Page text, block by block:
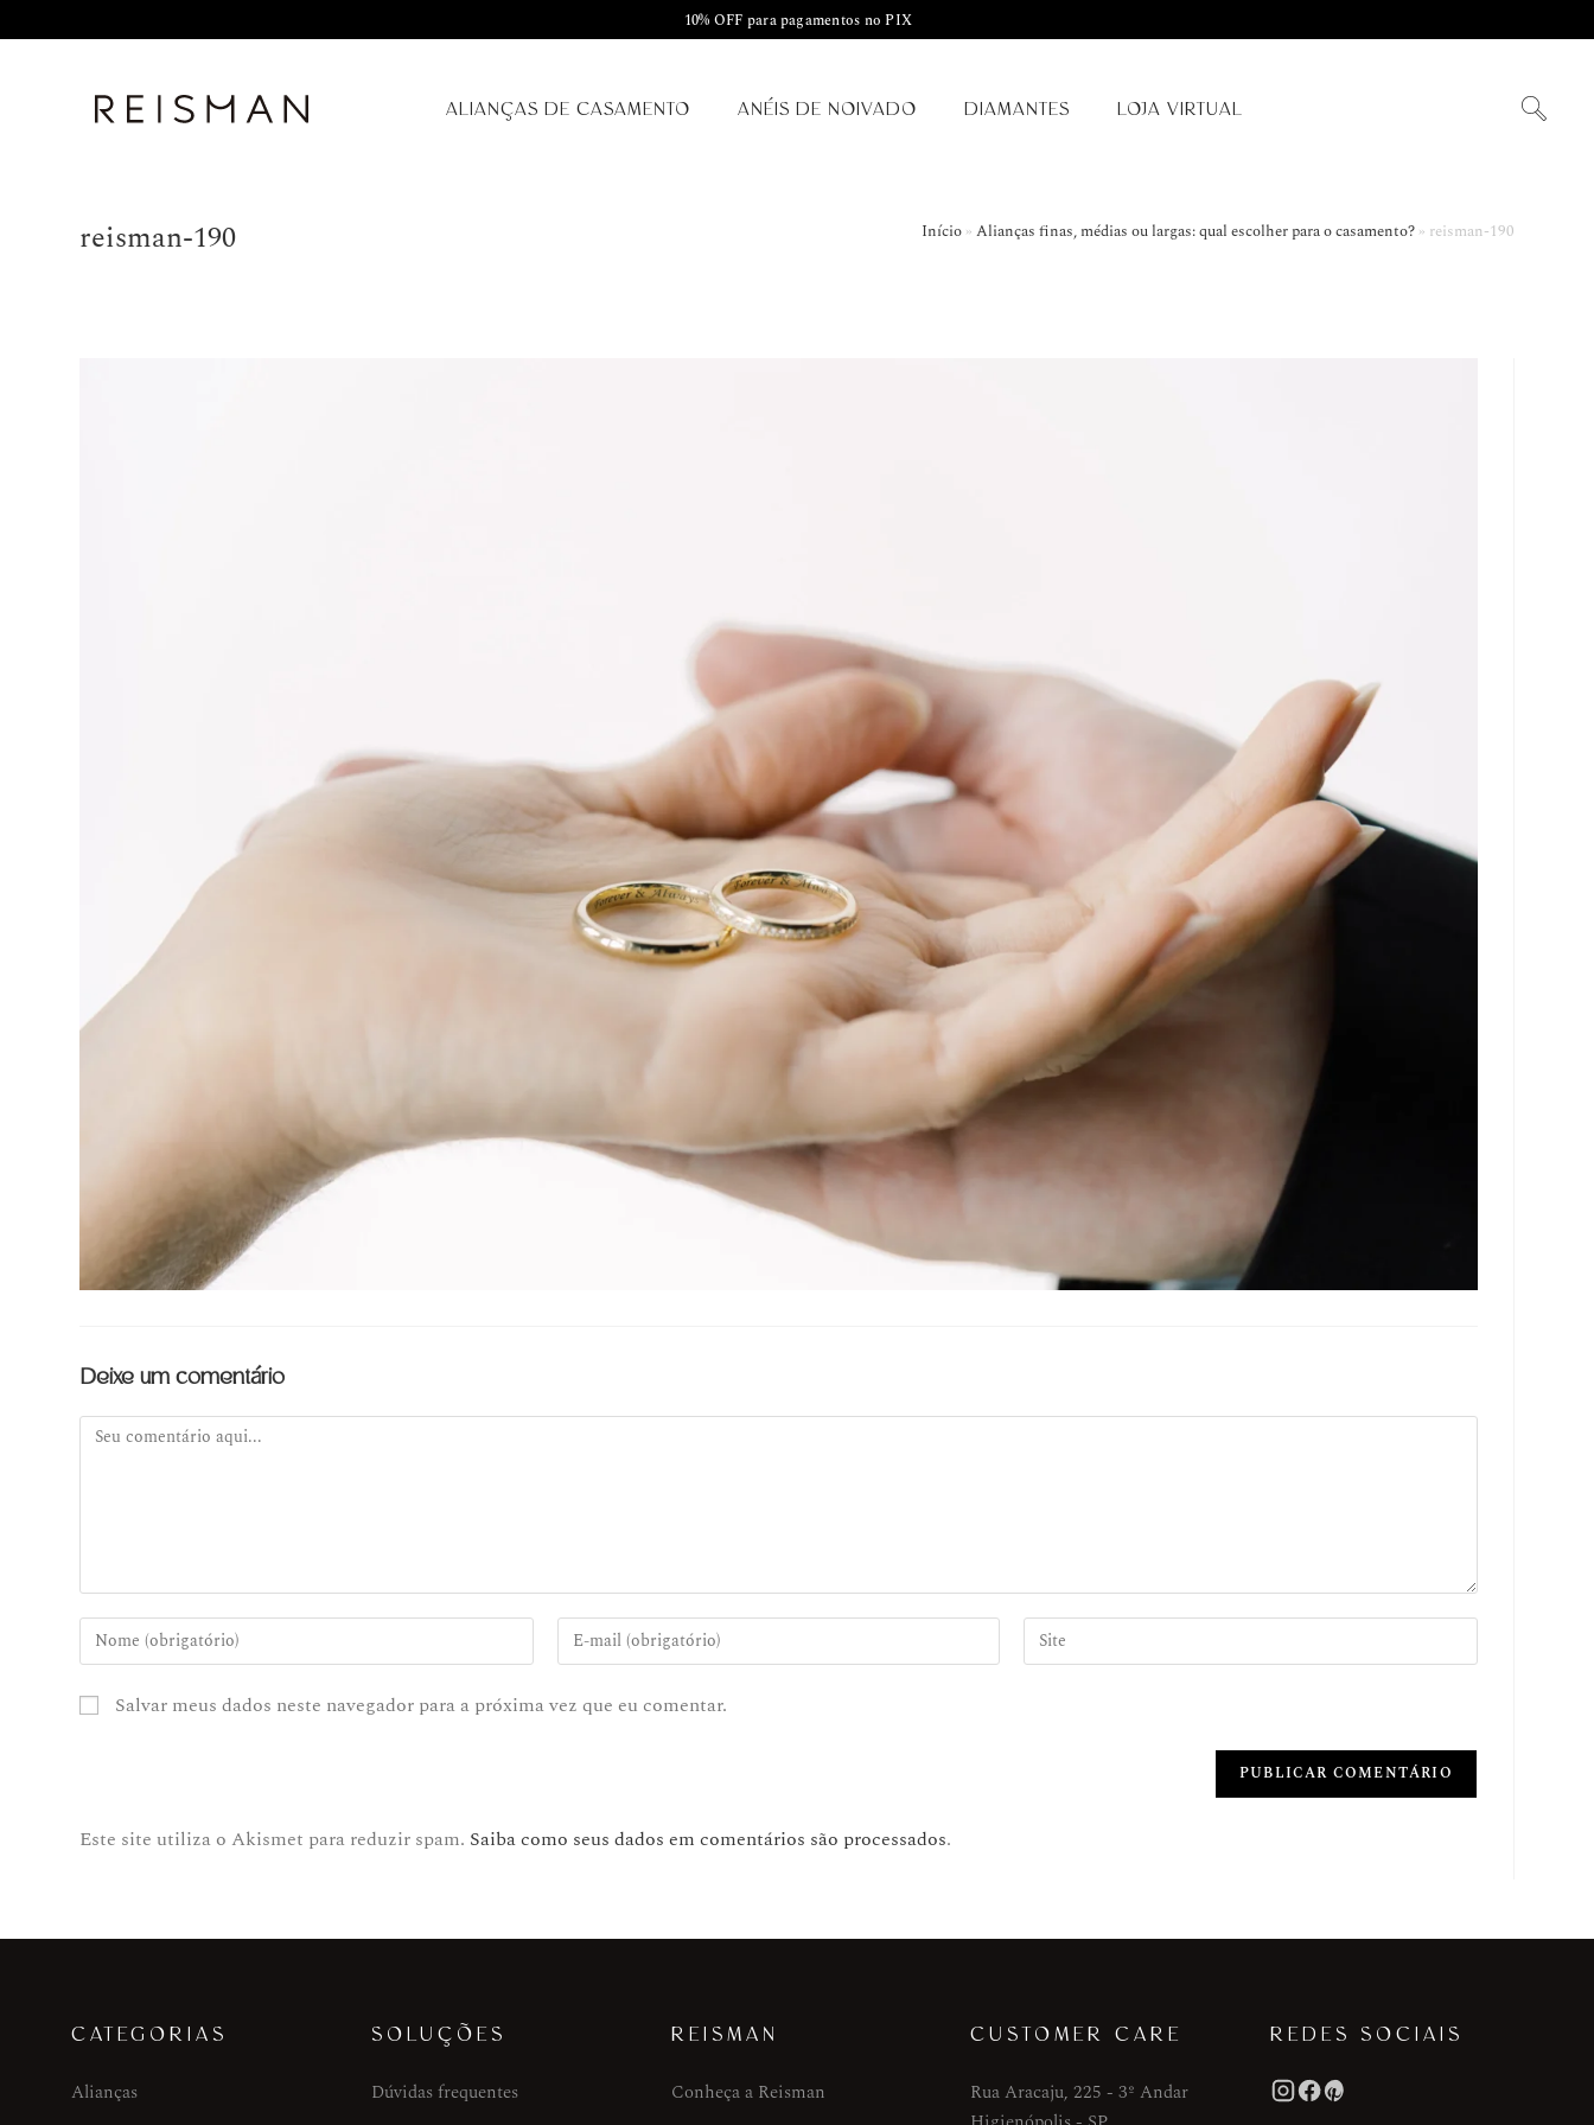
10% OFF para pagamentos no PIX
ALIANÇAS DE CASAMENTO ANÉIS DE NOIVADO DIAMANTES LOJA VIRTUAL
reisman-190 Início» Alianças finas, médias ou largas: qual escolher para o casamento?» reisman-190
Deixe um comentário
Salvar meus dados neste navegador para a próxima vez que eu comentar.
Este site utiliza o Akismet para reduzir spam. Saiba como seus dados em comentários são processados.
CATEGORIAS
Alianças
SOLUÇÕES
Dúvidas frequentes
REISMAN
Conheça a Reisman
CUSTOMER CARE
Rua Aracaju, 225 - 3º Andar
REDES SOCIAIS